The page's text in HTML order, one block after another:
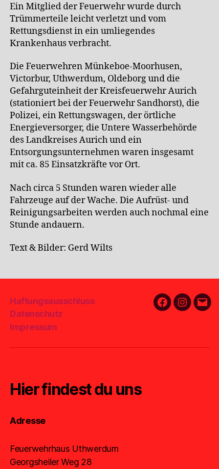
Ein Mitglied der Feuerwehr wurde durch
Trümmerteile leicht verletzt und vom
Rettungsdienst in ein umliegendes
Krankenhaus verbracht.
Die Feuerwehren Münkeboe-Moorhusen,
Victorbur, Uthwerdum, Oldeborg und die
Gefahrguteinheit der Kreisfeuerwehr Aurich
(stationiert bei der Feuerwehr Sandhorst), die
Polizei, ein Rettungswagen, der örtliche
Energieversorger, die Untere Wasserbehörde
des Landkreises Aurich und ein
Entsorgungsunternehmen waren insgesamt
mit ca. 85 Einsatzkräfte vor Ort.
Nach circa 5 Stunden waren wieder alle
Fahrzeuge auf der Wache. Die Aufrüst- und
Reinigungsarbeiten werden auch nochmal eine
Stunde andauern.
Text & Bilder: Gerd Wilts
Haftungsausschluss
Datenschutz
Impressum
FacebookE-
Hier findest du uns
Adresse
Feuerwehrhaus Uthwerdum
Georgsheiler Weg 28